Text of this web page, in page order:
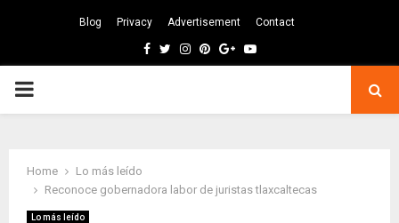
Blog Privacy Advertisement Contact
Facebook
TwitterInstagram
Pinterest
GoogleYoutube
PRIMARY
Home
Lo más leído
Reconoce gobernadora labor de juristas tlaxcaltecas
Lo más leído